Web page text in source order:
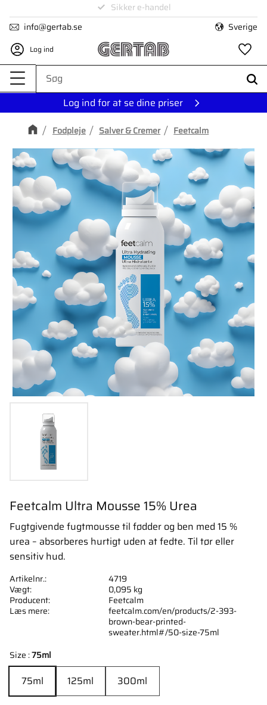
Menu
Levering på 1-4 dage
info@gertab.se
Sverige
Log ind
Log ind for at se dine priser
Fodpleje Salver & Cremer Feetcalm
Feetcalm Ultra Mousse 15% Urea
Fugtgivende fugtmousse til fødder og ben med 15 %
urea – absorberes hurtigt uden at fedte. Til tør eller
sensitiv hud.
Size :75ml
75ml 125ml 300ml
Artikelnr.
4719
Vægt
0,095 kg
Producent
Feetcalm
Læs mere
feetcalm.com/en/products/2-393-
brown-bear-printed-
sweater.html#/50-size-75ml